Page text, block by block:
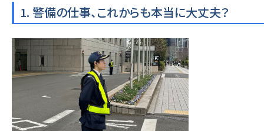
1. 警備の仕事、これからも本当に大丈夫？